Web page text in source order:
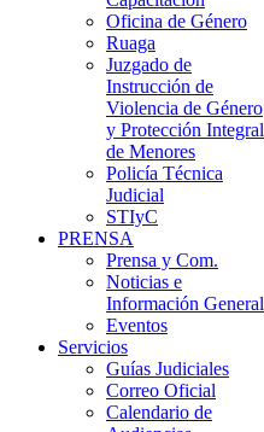
Oficina de Género
Ruaga
Juzgado de
Instrucción de
Violencia de Género
y Protección Integral
de Menores
Policía Técnica
Judicial
STIyC
PRENSA
Prensa y Com.
Noticias e
Información General
Eventos
Servicios
Guías Judiciales
Correo Oficial
Calendario de